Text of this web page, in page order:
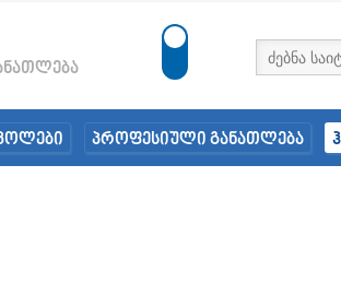
პროფესიული განათლება